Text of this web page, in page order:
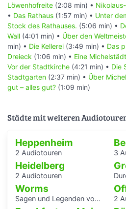
Löwenhofreite (2:08 min) •
• Das Rathaus (1:57 min) • Unter
Stock des Rathauses. (5:06 min) •
Wall (4:01 min) • Über den
min) • Die Kellerei (3:49 min) • Das
Dreieck (1:06 min) • Eine
Vor der Stadtkirche (4:21 min) • Die
Stadtgarten (2:37 min) • Über
gut – alles gut? (1:09 min)
Städte mit weiteren
Heppenheim
2 Audiotouren 3
Heidelberg
2 Audiotouren Durch die
Worms
Sagen und Legenden vom Rhein 2